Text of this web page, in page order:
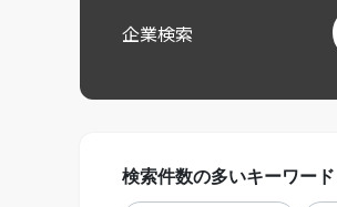
企業検索
検索件数の多いキーワード